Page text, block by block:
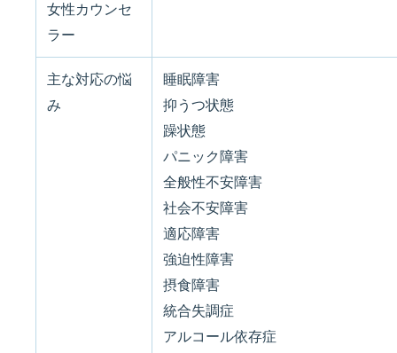
女性カウンセ
ラー
主な対応の悩
み
睡眠障害
抑うつ状態
躁状態
パニック障害
全般性不安障害
社会不安障害
適応障害
強迫性障害
摂食障害
統合失調症
アルコール依存症